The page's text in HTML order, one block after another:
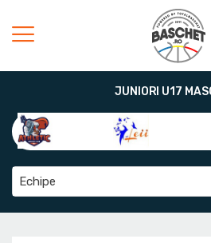
JUNIORI U17
Echipe